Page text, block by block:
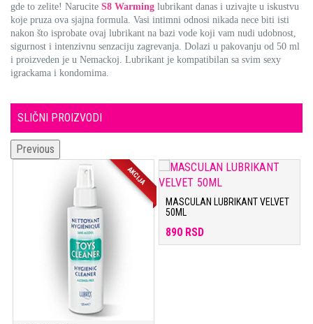
gde to zelite! Narucite S8 Warming lubrikant danas i uzivajte u iskustvu
koje pruza ova sjajna formula. Vasi intimni odnosi nikada nece biti isti
nakon što isprobate ovaj lubrikant na bazi vode koji vam nudi udobnost,
sigurnost i intenzivnu senzaciju zagrevanja. Dolazi u pakovanju od 50 ml
i proizveden je u Nemackoj. Lubrikant je kompatibilan sa svim sexy
igrackama i kondomima.
SLIČNI PROIZVODI
Previous
AKCIJA
MASCULAN LUBRIKANT VELVET
50ML
890 RSD